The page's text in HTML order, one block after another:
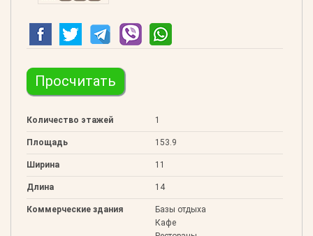
Просчитать
Количество этажей 1
Площадь 153.9
Ширина 11
Длина 14
Коммерческие здания
Базы отдыха
Кафе